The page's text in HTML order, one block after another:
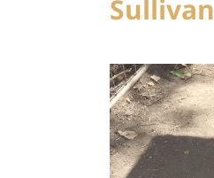
Sullivan